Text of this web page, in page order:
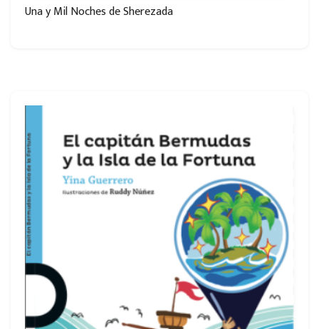
Una y Mil Noches de Sherezada